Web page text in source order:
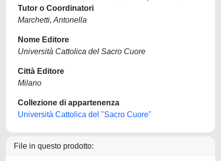
Tutor o Coordinatori
Marchetti, Antonella
Nome Editore
Università Cattolica del Sacro Cuore
Città Editore
Milano
Collezione di appartenenza
Università Cattolica del "Sacro Cuore"
File in questo prodotto: